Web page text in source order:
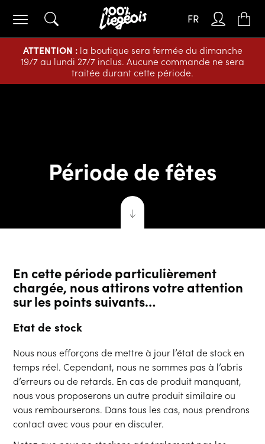
ATTENTION :la boutique sera fermée du dimanche
19/7 au lundi 27/7 inclus. Aucune commande ne sera
traitée durant cette période.
FR
Période de fêtes
En cette période particulièrement
chargée, nous attirons votre attention
sur les points suivants…
Etat de stock
Nous nous efforçons de mettre à jour l’état de stock en
temps réel. Cependant, nous ne sommes pas à l’abris
d’erreurs ou de retards. En cas de produit manquant,
nous vous proposerons un autre produit similaire ou
vous rembourserons. Dans tous les cas, nous prendrons
contact avec vous pour en discuter.